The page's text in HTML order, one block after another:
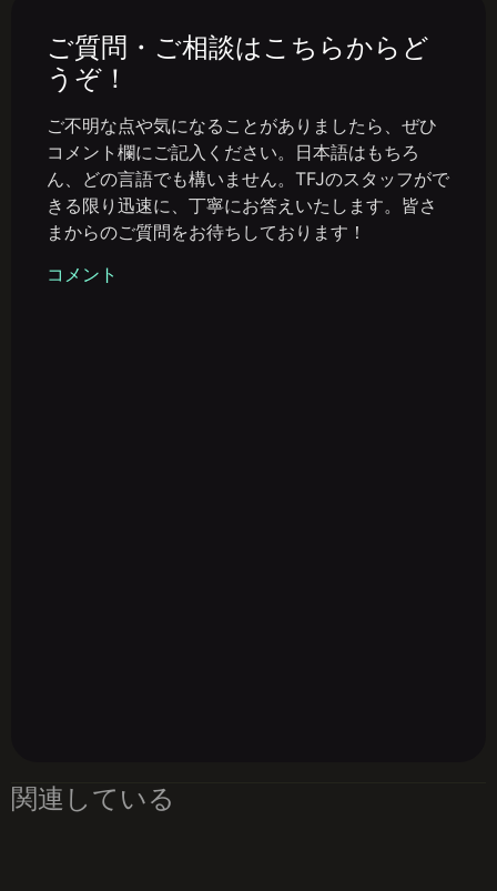
ご質問・ご相談はこちらからど
うぞ！
ご不明な点や気になることがありましたら、ぜひ
コメント欄にご記入ください。日本語はもちろ
ん、どの言語でも構いません。TFJのスタッフがで
きる限り迅速に、丁寧にお答えいたします。皆さ
まからのご質問をお待ちしております！
コメント
関連している